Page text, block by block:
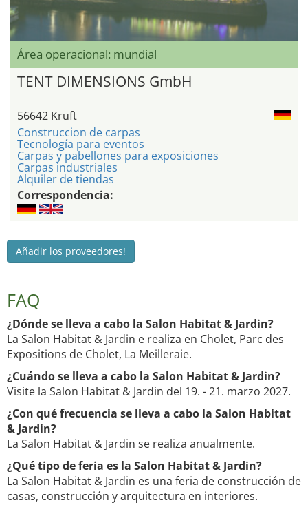
Área operacional: mundial
TENT DIMENSIONS GmbH
56642 Kruft
Construccion de carpas
Tecnología para eventos
Carpas y pabellones para exposiciones
Carpas industriales
Alquiler de tiendas
Correspondencia:
Añadir los proveedores!
FAQ
¿Dónde se lleva a cabo la Salon Habitat & Jardin?
La Salon Habitat & Jardin e realiza en Cholet, Parc des
Expositions de Cholet, La Meilleraie.
¿Cuándo se lleva a cabo la Salon Habitat & Jardin?
Visite la Salon Habitat & Jardin del 19. - 21. marzo 2027.
¿Con qué frecuencia se lleva a cabo la Salon Habitat
& Jardin?
La Salon Habitat & Jardin se realiza anualmente.
¿Qué tipo de feria es la Salon Habitat & Jardin?
La Salon Habitat & Jardin es una feria de construcción de
casas, construcción y arquitectura en interiores.